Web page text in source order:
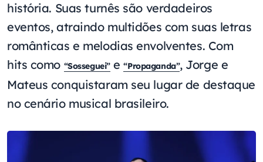
história. Suas turnês são verdadeiros
eventos, atraindo multidões com suas letras
românticas e melodias envolventes. Com
hits como “Sosseguei”e“Propaganda”, Jorge e
Mateus conquistaram seu lugar de destaque
no cenário musical brasileiro.